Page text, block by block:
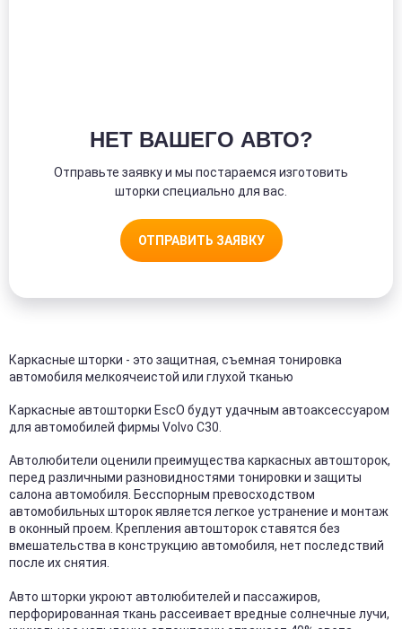
НЕТ ВАШЕГО АВТО?
Отправьте заявку и мы постараемся изготовить
шторки специально для вас.
ОТПРАВИТЬ ЗАЯВКУ
Каркасные шторки - это защитная, съемная тонировка
автомобиля мелкоячеистой или глухой тканью
Каркасные автошторки EscO будут удачным автоаксессуаром
для автомобилей фирмы Volvo С30.
Автолюбители оценили преимущества каркасных автошторок,
перед различными разновидностями тонировки и защиты
салона автомобиля. Бесспорным превосходством
автомобильных шторок является легкое устранение и монтаж
в оконный проем. Крепления автошторок ставятся без
вмешательства в конструкцию автомобиля, нет последствий
после их снятия.
Авто шторки укроют автолюбителей и пассажиров,
перфорированная ткань рассеивает вредные солнечные лучи,